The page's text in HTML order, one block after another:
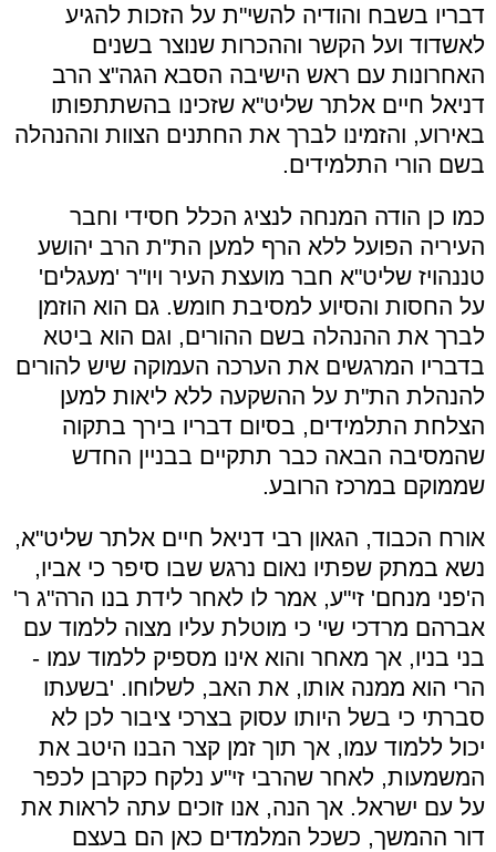
דבריו בשבח והודיה להשי"ת על הזכות להגיע
לאשדוד ועל הקשר וההכרות שנוצר בשנים
האחרונות עם ראש הישיבה הסבא הגה"צ הרב
דניאל חיים אלתר שליט"א שזכינו בהשתתפותו
באירוע, והזמינו לברך את החתנים הצוות וההנהלה
בשם הורי התלמידים.
כמו כן הודה המנחה לנציג הכלל חסידי וחבר
העיריה הפועל ללא הרף למען הת"ת הרב יהושע
טננהויז שליט"א חבר מועצת העיר ויו"ר 'מעגלים'
על החסות והסיוע למסיבת חומש. גם הוא הוזמן
לברך את ההנהלה בשם ההורים, וגם הוא ביטא
בדבריו המרגשים את הערכה העמוקה שיש להורים
להנהלת הת"ת על ההשקעה ללא ליאות למען
הצלחת התלמידים, בסיום דבריו בירך בתקוה
שהמסיבה הבאה כבר תתקיים בבניין החדש
שממוקם במרכז הרובע.
אורח הכבוד, הגאון רבי דניאל חיים אלתר שליט"א,
נשא במתק שפתיו נאום נרגש שבו סיפר כי אביו,
ה'פני מנחם' זי"ע, אמר לו לאחר לידת בנו הרה"ג ר'
אברהם מרדכי שי' כי מוטלת עליו מצוה ללמוד עם
בני בניו, אך מאחר והוא אינו מספיק ללמוד עמו -
הרי הוא ממנה אותו, את האב, לשלוחו. 'בשעתו
סברתי כי בשל היותו עסוק בצרכי ציבור לכן לא
יכול ללמוד עמו, אך תוך זמן קצר הבנו היטב את
המשמעות, לאחר שהרבי זי"ע נלקח כקרבן לכפר
על עם ישראל. אך הנה, אנו זוכים עתה לראות את
דור ההמשך, כשכל המלמדים כאן הם בעצם